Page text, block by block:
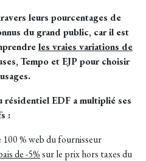
leurs pourcentages de
du grand public, car il est
les vraies variations de
Tempo et EJP pour choisir
EDF a multiplié ses
:
% web du fournisseur
de -5%sur le prix hors taxes du